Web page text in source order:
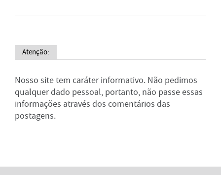
Atenção:
Nosso site tem caráter informativo. Não pedimos
qualquer dado pessoal, portanto, não passe essas
informações através dos comentários das
postagens.